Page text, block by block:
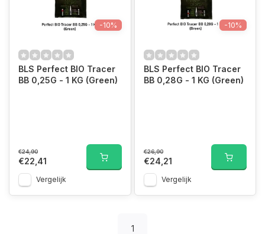
-10%
BLS Perfect BIO Tracer
BB 0,25G - 1 KG (Green)
€24,90
€22,41
Vergelijk
-10%
BLS Perfect BIO Tracer
BB 0,28G - 1 KG (Green)
€26,90
€24,21
Vergelijk
1